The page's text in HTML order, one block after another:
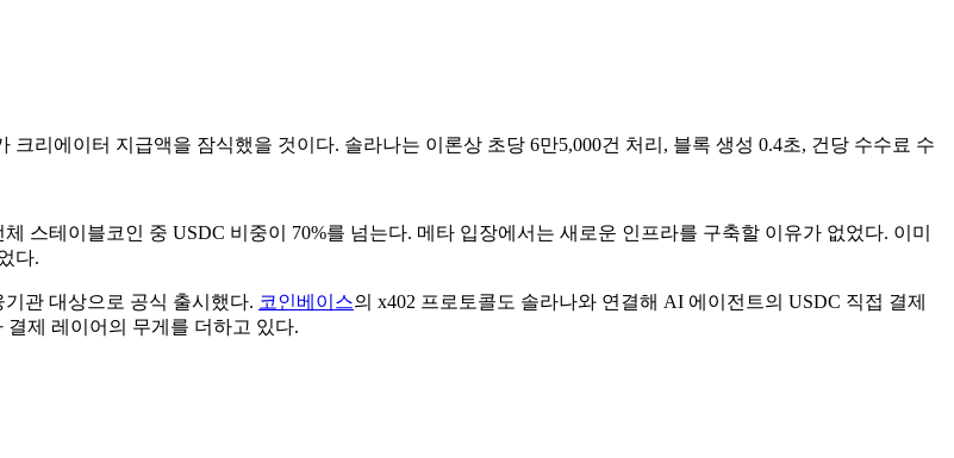
크리에이터 지급액을 잠식했을 것이다. 솔라나는 이론상 초당 6만5,000건 처리, 블록 생성 0.4초, 건당 수수료 수
스테이블코인 중 USDC 비중이 70%를 넘는다. 메타 입장에서는 새로운 인프라를 구축할 이유가 없었다. 이미
다.
관 대상으로 공식 출시했다. 코인베이스의 x402 프로토콜도 솔라나와 연결해 AI 에이전트의 USDC 직접 결제
결제 레이어의 무게를 더하고 있다.